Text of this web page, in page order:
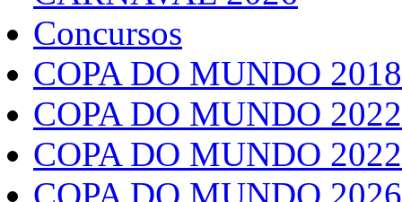
Concursos
COPA DO MUNDO 2018
COPA DO MUNDO 2022
COPA DO MUNDO